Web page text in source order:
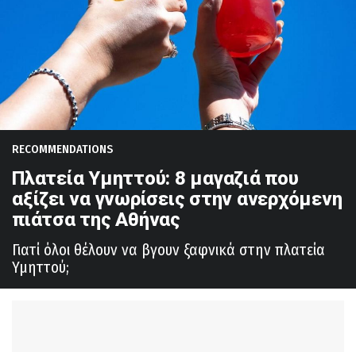
RECOMMENDATIONS
Πλατεία Υμηττού: 8 μαγαζιά που
αξίζει να γνωρίσεις στην ανερχόμενη
πιάτσα της Αθήνας
Γιατί όλοι θέλουν να βγουν ξαφνικά στην πλατεία
Υμηττού;